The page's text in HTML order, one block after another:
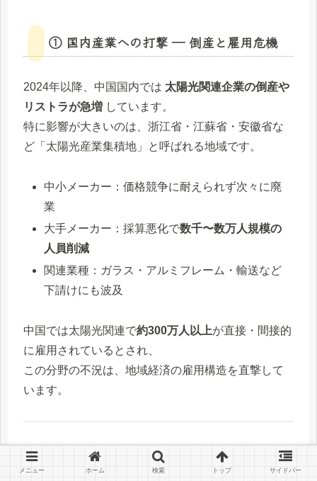
① 国内産業への打撃 ― 倒産と雇用危機
2024年以降、中国国内では 太陽光関連企業の倒産や
リストラが急増 しています。
特に影響が大きいのは、浙江省・江蘇省・安徽省な
ど「太陽光産業集積地」と呼ばれる地域です。
中小メーカー：価格競争に耐えられず次々に廃
業
大手メーカー：採算悪化で数千〜数万人規模の
人員削減
関連業種：ガラス・アルミフレーム・輸送など
下請けにも波及
中国では太陽光関連で約300万人以上が直接・間接的
に雇用されているとされ、
この分野の不況は、地域経済の雇用構造を直撃して
います。
② 地方政府への打撃 ― 融資焦げ付きと
メニュー ホーム 検索 トップ サイドバー